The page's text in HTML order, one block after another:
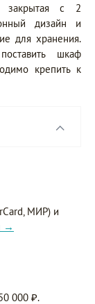
закрытая с 2
дизайн и
для хранения.
шкаф
крепить к
МИР) и
→
000 ₽.